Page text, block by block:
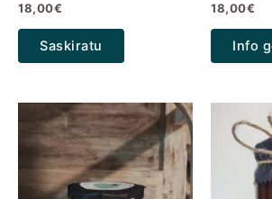
18,00€
Saskiratu
18,00€
Info